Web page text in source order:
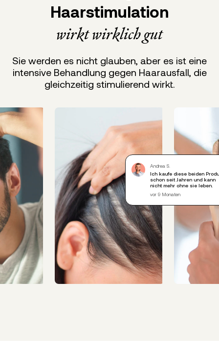
Haarstimulation
wirkt wirklich gut
Sie werden es nicht glauben, aber es ist eine
intensive Behandlung gegen Haarausfall, die
gleichzeitig stimulierend wirkt.
Andrea S.
Ich kaufe diese beiden
schon seit Jahren und kann
nicht mehr ohne sie leben.
vor 9 Monaten